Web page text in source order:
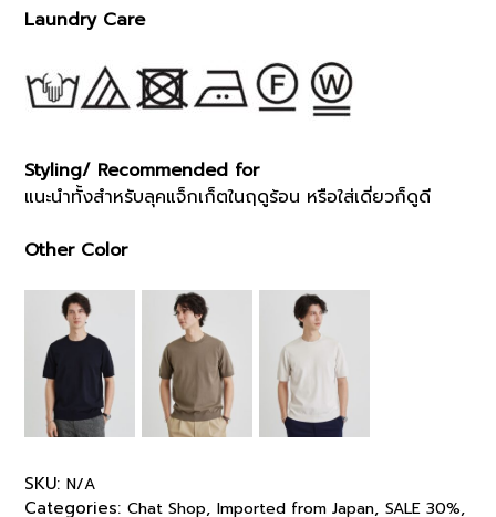
Laundry Care
Styling/ Recommended for
แนะนำทั้งสำหรับลุคแจ็กเก็ตในฤดูร้อน หรือใส่เดี่ยวก็ดูดี
Other Color
SKU: N/A
Categories: Chat Shop, Imported from Japan, SALE 30%,